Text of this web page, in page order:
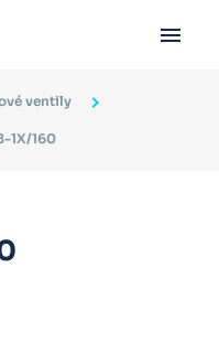

ventily
1X/160